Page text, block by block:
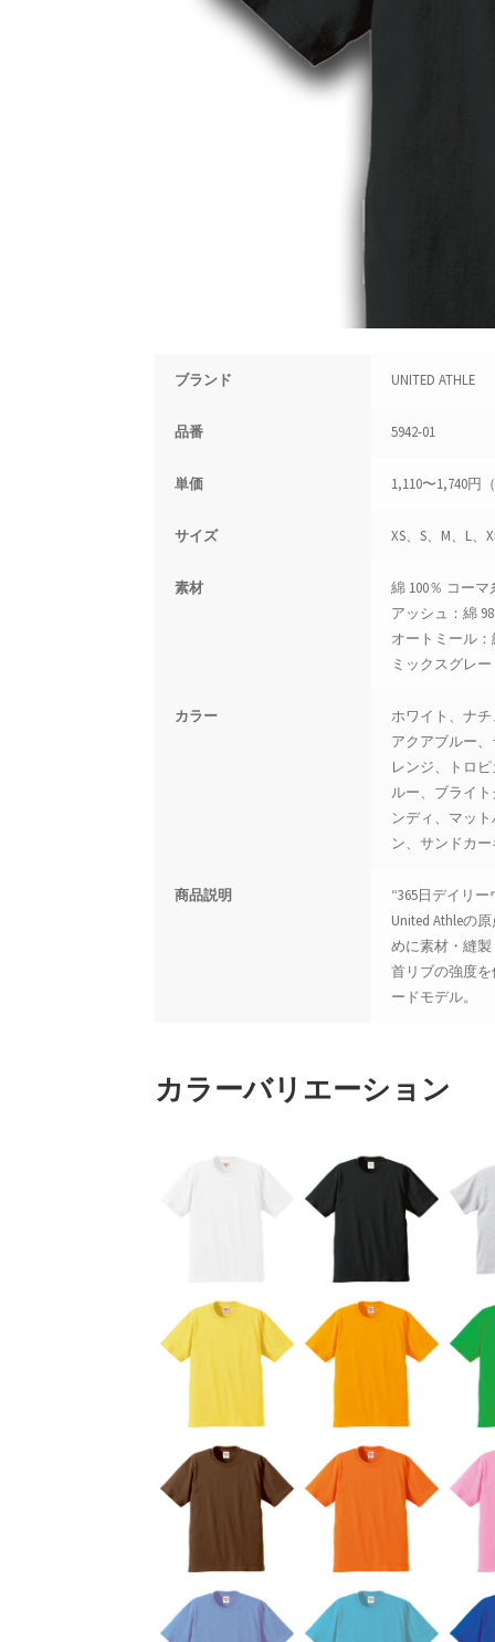
ブランド UNITED ATHLE
品番 5942-01
単価 1,110〜1,740円
サイズ XS、S、M、L、
素材
綿 100％ コーマ
アッシュ：綿
オートミール
ミックスグレ
カラー
ホワイト、ナ
アクアブルー
レンジ、トロ
ルー、ブライ
ンディ、マッ
ン、サンドカ
商品説明
“365日デイリ
United Athleの
めに素材・縫
首リブの強度
ードモデル。
カラーバリエーション